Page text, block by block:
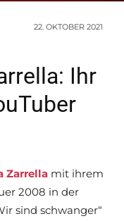
22. OKTOBER 2021
Ihr
Zarrella mit ihrem
2008 in der
sind schwanger“